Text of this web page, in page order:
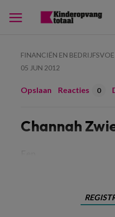
FINANCIËN EN
05 JUN 2012
Opslaan Reacties 0
Channah